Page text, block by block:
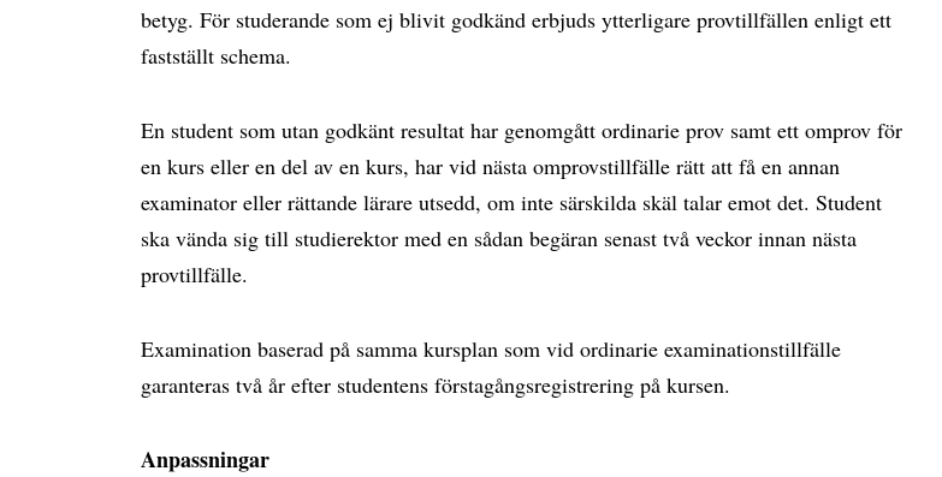
betyg. För studerande som ej blivit godkänd erbjuds ytterligare provtillfällen enligt ett
fastställt schema.
En student som utan godkänt resultat har genomgått ordinarie prov samt ett omprov för
en kurs eller en del av en kurs, har vid nästa omprovstillfälle rätt att få en annan
examinator eller rättande lärare utsedd, om inte särskilda skäl talar emot det. Student
ska vända sig till studierektor med en sådan begäran senast två veckor innan nästa
provtillfälle.
Examination baserad på samma kursplan som vid ordinarie examinationstillfälle
garanteras två år efter studentens förstagångsregistrering på kursen.
Anpassningar